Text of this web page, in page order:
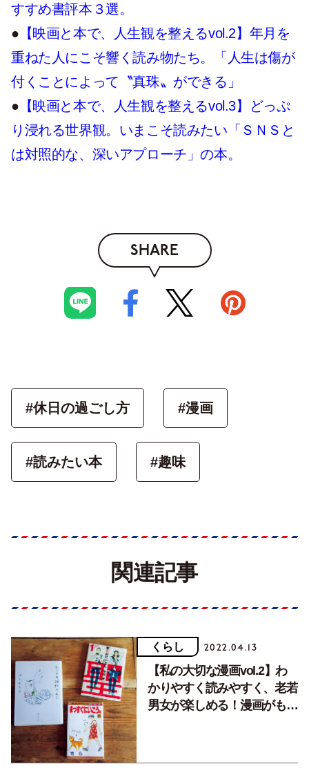
すすめ書評本３選。
● 【映画と本で、人生観を整えるvol.2】年月を
重ねた人にこそ響く読み物たち。「人生は傷が
付くことによって〝真珠〟ができる」
● 【映画と本で、人生観を整えるvol.3】どっぷ
り浸れる世界観。いまこそ読みたい「ＳＮＳと
は対照的な、深いアプローチ」の本。
SHARE
#休日の過ごし方 #漫画
#読みたい本 #趣味
関連記事
くらし 2022.04.13
【私の大切な漫画vol.2】わ
かりやすく読みやすく、老若
男女が楽しめる！漫画がもた